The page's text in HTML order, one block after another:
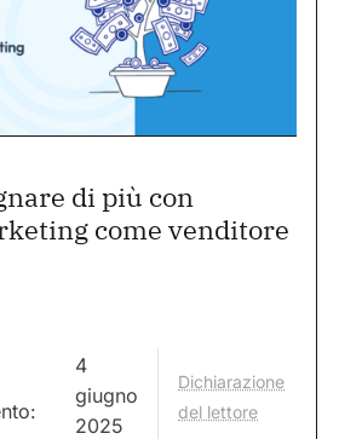
di più con
come venditore
4
giugno
2025
Dichiarazione
del lettore